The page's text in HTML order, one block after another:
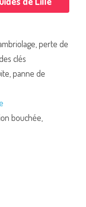
perte de
clés
panne de
bouchée,